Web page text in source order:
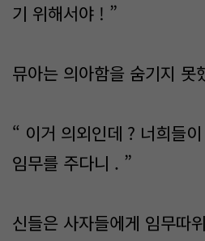
기 위해서야 ! ”
뮤아는 의아함을 숨기지 못
“ 이거 의외인데 ? 너희들
임무를 주다니 . ”
신들은 사자들에게 임무따